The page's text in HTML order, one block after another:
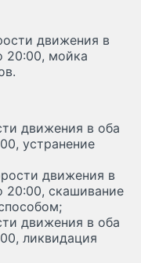
движения в
20:00, мойка
движения в оба
устранение
движения в
20:00, скашивание
движения в оба
ликвидация